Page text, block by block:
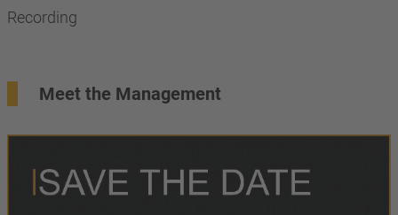
Recording
Meet the Management